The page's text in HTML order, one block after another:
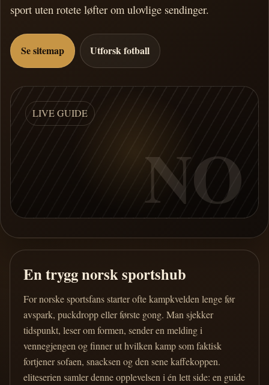
sport uten rotete løfter om ulovlige sendinger.
Se sitemap Utforsk fotball
LIVE GUIDE
NO
En trygg norsk sportshub
For norske sportsfans starter ofte kampkvelden lenge før
avspark, puckdropp eller første gong. Man sjekker
tidspunkt, leser om formen, sender en melding i
vennegjengen og finner ut hvilken kamp som faktisk
fortjener sofaen, snacksen og den sene kaffekoppen.
eliteserien samler denne opplevelsen i én lett side: en guide